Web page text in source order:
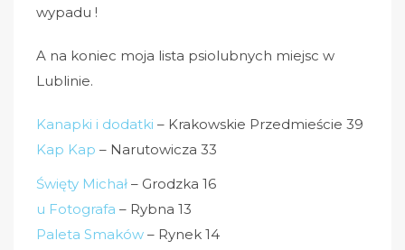
wypadu !
A na koniec moja lista psiolubnych miejsc w
Lublinie.
Kanapki i dodatki – Krakowskie Przedmieście 39
Kap Kap – Narutowicza 33
Święty Michał – Grodzka 16
u Fotografa – Rybna 13
Paleta Smaków – Rynek 14